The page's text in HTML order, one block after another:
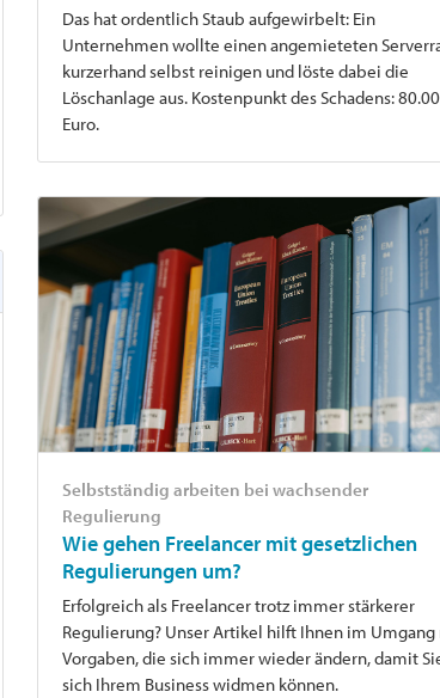
Das hat ordentlich Staub aufgewirbelt: Ein
Unternehmen wollte einen angemieteten
kurzerhand selbst reinigen und löste dabei die
Löschanlage aus. Kostenpunkt des Schadens:
Euro.
Selbstständig arbeiten bei wachsender
Regulierung
Wie gehen Freelancer mit gesetzlichen
Regulierungen um?
Erfolgreich als Freelancer trotz immer stärkerer
Regulierung? Unser Artikel hilft Ihnen im
Vorgaben, die sich immer wieder ändern, damit
sich Ihrem Business widmen können.